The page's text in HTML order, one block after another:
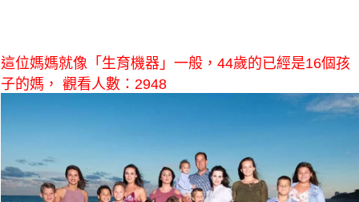
這位媽媽就像「生育機器」一般，44歲的已經是16個孩
子的媽， 觀看人數：2948